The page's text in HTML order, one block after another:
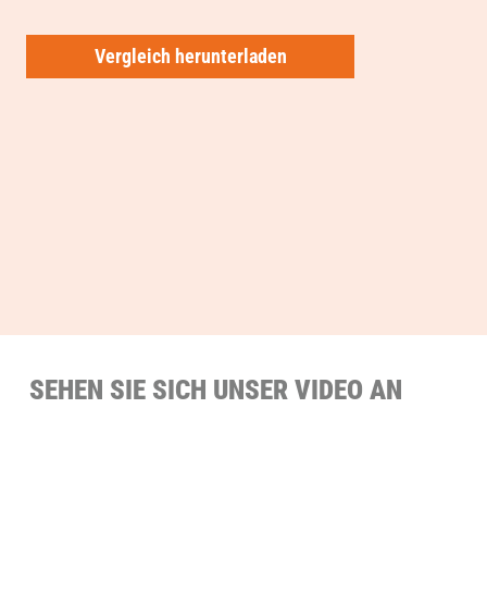
Vergleich herunterladen
SEHEN SIE SICH UNSER VIDEO AN